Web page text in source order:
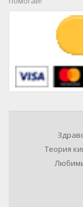
Теория